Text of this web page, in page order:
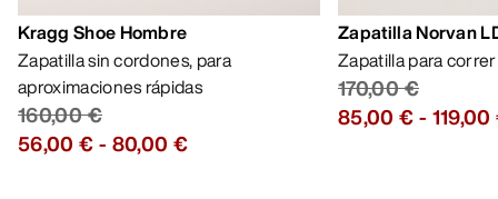
Kragg Shoe Hombre
Zapatilla sin cordones, para
aproximaciones rápidas
160,00 €
56,00 €- 80,00 €
Zapatilla Norvan
Zapatilla para
170,00 €
85,00 €-